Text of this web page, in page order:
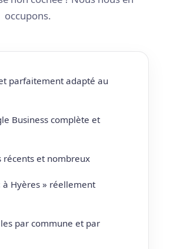
occupons.
parfaitement adapté au
Business complète et
récents et nombreux
à Hyères » réellement
par commune et par